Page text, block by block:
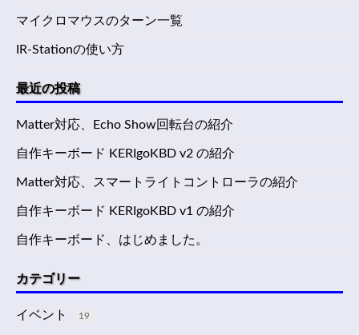
マイクロマウスのターン一覧
IR-Stationの使い方
最近の投稿
Matter対応、Echo Show回転台の紹介
自作キーボード KERIgoKBD v2 の紹介
Matter対応、スマートライトコントローラの紹介
自作キーボード KERIgoKBD v1 の紹介
自作キーボード、はじめました。
カテゴリー
イベント 19